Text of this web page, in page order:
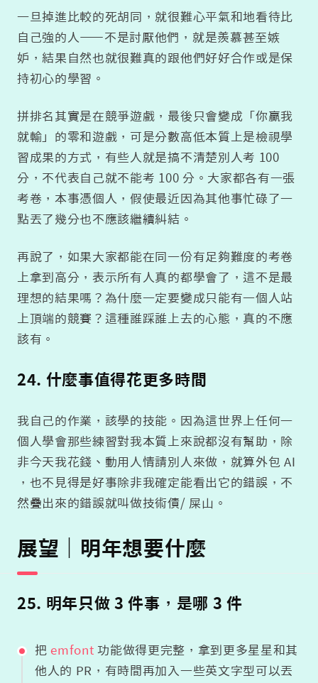
一旦掉進比較的死胡同，就很難心平氣和地看待比
自己強的人——不是討厭他們，就是羨慕甚至嫉
妒，結果自然也就很難真的跟他們好好合作或是保
持初心的學習。
拼排名其實是在競爭遊戲，最後只會變成「你贏我
就輸」的零和遊戲，可是分數高低本質上是檢視學
習成果的方式，有些人就是搞不清楚別人考 100
分，不代表自己就不能考 100 分。大家都各有一張
考卷，本事憑個人，假使最近因為其他事忙碌了一
點丟了幾分也不應該繼續糾結。
再說了，如果大家都能在同一份有足夠難度的考卷
上拿到高分，表示所有人真的都學會了，這不是最
理想的結果嗎？為什麼一定要變成只能有一個人站
上頂端的競賽？這種誰踩誰上去的心態，真的不應
該有。
24. 什麼事值得花更多時間
我自己的作業，該學的技能。因為這世界上任何一
個人學會那些練習對我本質上來說都沒有幫助，除
非今天我花錢、動用人情請別人來做，就算外包 AI
，也不見得是好事除非我確定能看出它的錯誤，不
然疊出來的錯誤就叫做技術債/ 屎山。
展望｜明年想要什麼
25. 明年只做 3 件事，是哪 3 件
把 emfont 功能做得更完整，拿到更多星星和其
他人的 PR，有時間再加入一些英文字型可以丟